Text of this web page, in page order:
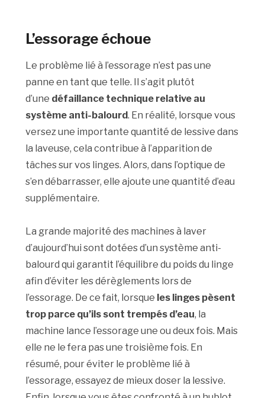
L’essorage échoue
Le problème lié à l’essorage n’est pas une
panne en tant que telle. Il s’agit plutôt
d’une défaillance technique relative au
système anti-balourd. En réalité, lorsque vous
versez une importante quantité de lessive dans
la laveuse, cela contribue à l’apparition de
tâches sur vos linges. Alors, dans l’optique de
s’en débarrasser, elle ajoute une quantité d’eau
supplémentaire.
La grande majorité des machines à laver
d’aujourd’hui sont dotées d’un système anti-
balourd qui garantit l’équilibre du poids du linge
afin d’éviter les dérèglements lors de
l’essorage. De ce fait, lorsque les linges pèsent
trop parce qu’ils sont trempés d’eau, la
machine lance l’essorage une ou deux fois. Mais
elle ne le fera pas une troisième fois. En
résumé, pour éviter le problème lié à
l’essorage, essayez de mieux doser la lessive.